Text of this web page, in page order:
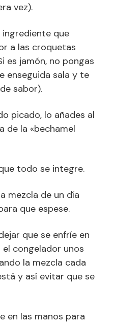
vez).
ingrediente que
a las croquetas
es jamón, no pongas
enseguida sala y te
sabor).
picado, lo añades al
de la «bechamel
todo se integre.
mezcla de un día
que espese.
que se enfríe en
congelador unos
la mezcla cada
y así evitar que se
en las manos para